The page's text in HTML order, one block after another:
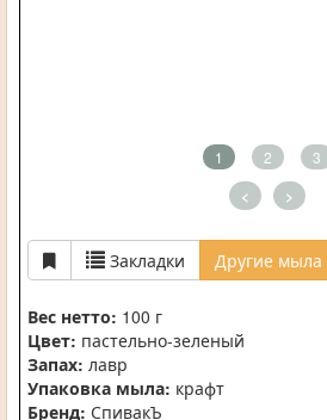
1 2 3
< >
Закладки Другие мыла
Вес нетто: 100 г
Цвет: пастельно-зеленый
Запах: лавр
Упаковка мыла: крафт
Бренд: СпивакЪ